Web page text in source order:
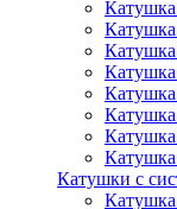
Катушка
Катушка
Катушки с